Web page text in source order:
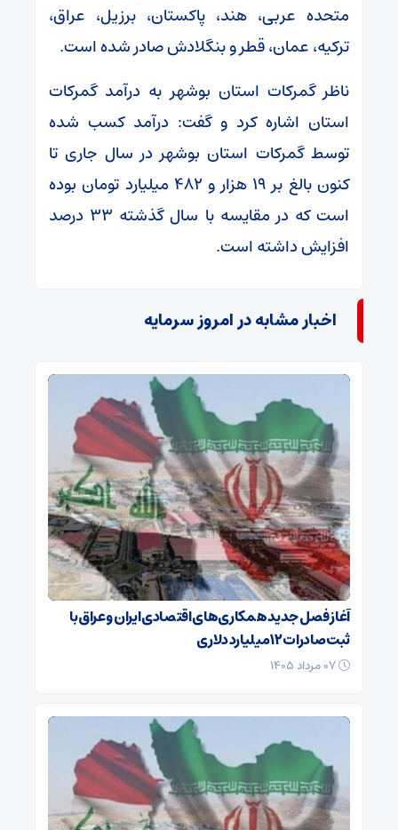
متحده عربی، هند، پاکستان، برزیل، عراق،
ترکیه، عمان، قطر و بنگلادش صادر شده است.
ناظر گمرکات استان بوشهر به درآمد گمرکات
استان اشاره کرد و گفت: درآمد کسب شده
توسط گمرکات استان بوشهر در سال جاری تا
کنون بالغ بر ۱۹ هزار و ۴۸۲ میلیارد تومان بوده
است که در مقایسه با سال گذشته ۳۳ درصد
افزایش داشته است.
اخبار مشابه در امروز سرمایه
آغاز فصل جدید همکاری‌های اقتصادی ایران و عراق با
ثبت صادرات ۱۲ میلیارد دلاری